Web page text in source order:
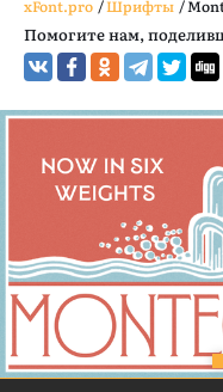
xFont.pro /Шрифты /
Помогите нам,